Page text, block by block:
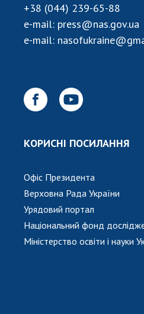
Членство в міжнародних
Міжнародні угоди
Нормативні акти НАН
Бланки документів
НОВИНИ
ЗАСІДАННЯ ПРЕЗИДІЇ
НАУКОВІ ВИДАННЯ
МЕДІА ПРО НАС
+38 (044) 239-65-88
e-mail: press@nas.gov.ua
e-mail:
КОРИСНІ ПОСИЛАННЯ
Офіс Президента
Верховна Рада України
Урядовий портал
Національний фонд
Міністерство освіти і науки